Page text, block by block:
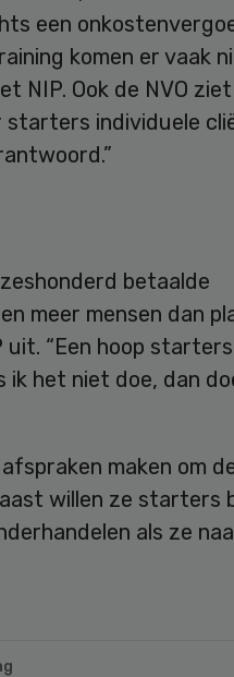
een
komen er vaak
NIP. Ook de NVO
starters individuele
betaalde
meer mensen dan
“Een hoop
ik het niet doe, dan
maken om
willen ze starters
als ze